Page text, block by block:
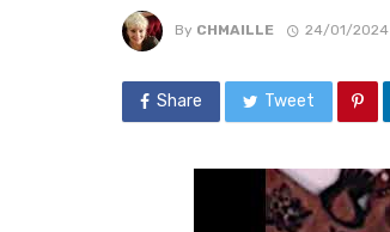
By CHMAILLE 24/01/2024
Share Tweet